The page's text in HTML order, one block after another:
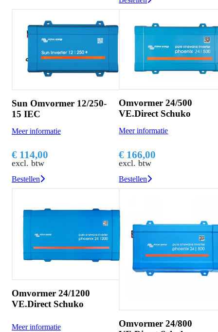
Sun Omvormer 12/250-
15 IEC
Meer informatie
€ 114,00
excl. btw
Bestellen
Omvormer 24/500
VE.Direct Schuko
Meer informatie
€ 166,00
excl. btw
Bestellen
Omvormer 24/1200
VE.Direct Schuko
Meer informatie
Omvormer 24/800